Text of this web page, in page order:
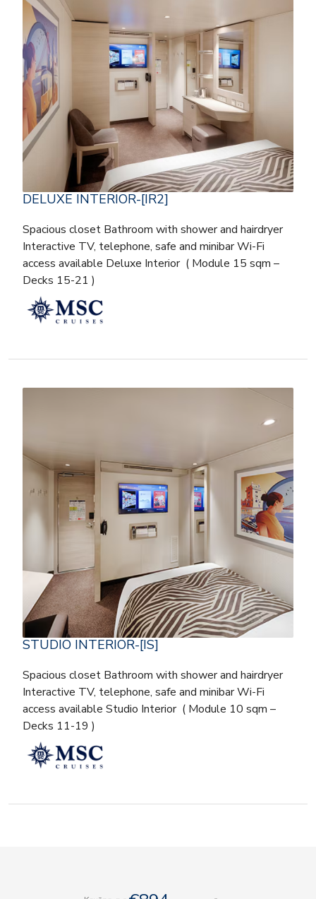
DELUXE INTERIOR-[IR2]
Spacious closet Bathroom with shower and hairdryer
Interactive TV, telephone, safe and minibar Wi-Fi
access available Deluxe Interior ( Module 15 sqm –
Decks 15-21 )
STUDIO INTERIOR-[IS]
Spacious closet Bathroom with shower and hairdryer
Interactive TV, telephone, safe and minibar Wi-Fi
access available Studio Interior ( Module 10 sqm –
Decks 11-19 )